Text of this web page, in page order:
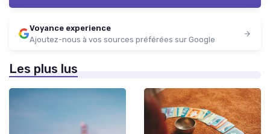
Voyance experience
Ajoutez-nous à vos sources préférées sur Google
Les plus lus